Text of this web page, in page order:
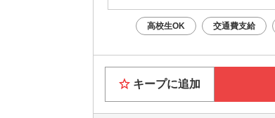
高校生OK 交通費支給
キープに追加